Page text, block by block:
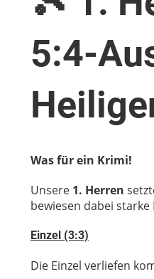
5:4-
Was für ein Krimi!
Unsere 1. Herren
bewiesen dabei
Einzel (3:3)
Die Einzel verliefen